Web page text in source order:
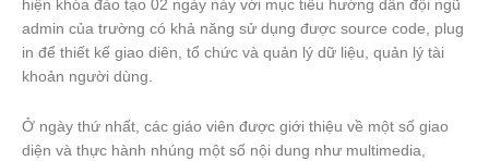
hiện khóa đào tạo 02 ngày này với mục tiêu hướng dẫn đội ngũ
admin của trường có khả năng sử dụng được source code, plug
in để thiết kế giao diên, tổ chức và quản lý dữ liệu, quản lý tài
khoản người dùng.
Ở ngày thứ nhất, các giáo viên được giới thiệu về một số giao
diện và thực hành nhúng một số nội dung như multimedia,